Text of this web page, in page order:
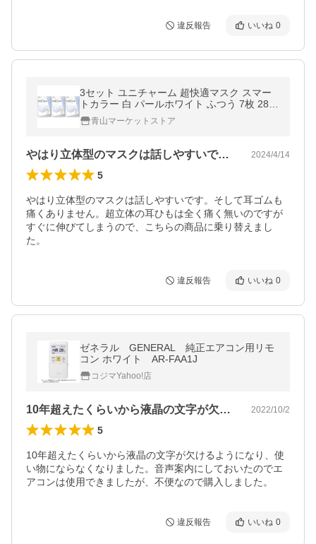
違反報告 いいね 0
3セット ユニチャーム 超快適マスク スマー
トカラー 白 パールホワイト ふつう 7枚 280
5-3青山マーケットストア
やはり立体型のマスクは話しやすいです。… 2024/4/14
5
やはり立体型のマスクは話しやすいです。そして耳ゴムも
痛くありません。超立体の耳ひもは全く痛く無いのですが
すぐに伸びてしまうので、こちらの商品に乗り替えまし
た。
違反報告 いいね 0
ゼネラル GENERAL 純正エアコン用リモ
コン ホワイト AR-FAA1J
コジマYahoo!店
10年超えたくらいから液晶の文字が欠け… 2022/10/2
5
10年超えたくらいから液晶の文字が欠けるようになり、使
い物にならなくなりました。音声案内にしておいたのでエ
アコンは使用できましたが、不便なので購入しました。
違反報告 いいね 0